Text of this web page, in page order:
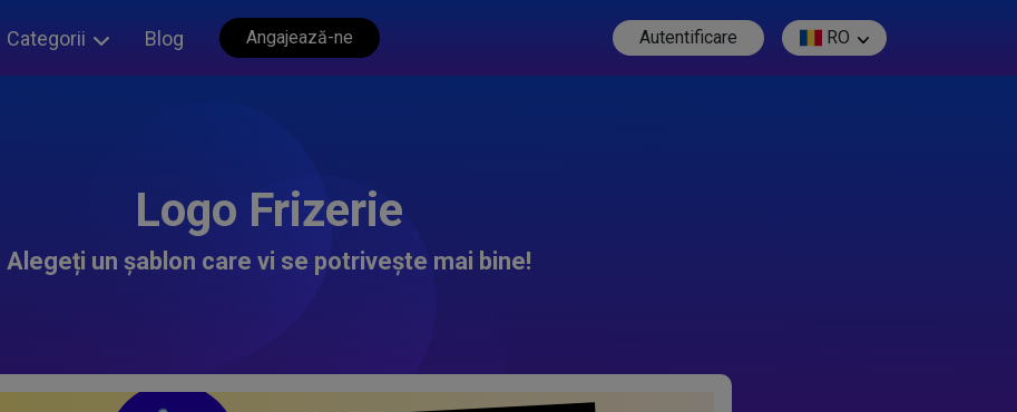
Categorii Blog Angajează-ne Autentificare RO
Logo Frizerie
Alegeți un șablon care vi se potrivește mai bine!